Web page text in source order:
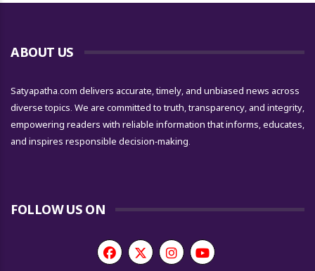
ABOUT US
Satyapatha.com delivers accurate, timely, and unbiased news across
diverse topics. We are committed to truth, transparency, and integrity,
empowering readers with reliable information that informs, educates,
and inspires responsible decision-making.
FOLLOW US ON